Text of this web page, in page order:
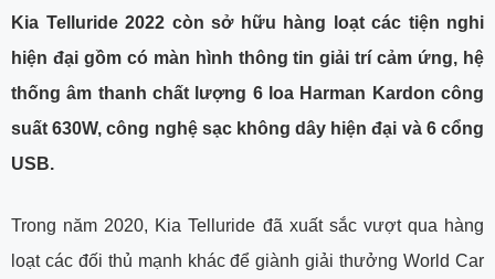
Kia Telluride 2022 còn sở hữu hàng loạt các tiện nghi
hiện đại gồm có màn hình thông tin giải trí cảm ứng, hệ
thống âm thanh chất lượng 6 loa Harman Kardon công
suất 630W, công nghệ sạc không dây hiện đại và 6 cổng
USB.
Trong năm 2020, Kia Telluride đã xuất sắc vượt qua hàng
loạt các đối thủ mạnh khác để giành giải thưởng World Car